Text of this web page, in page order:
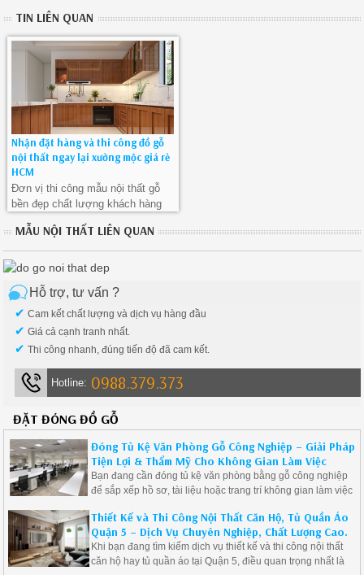
TIN LIÊN QUAN
Nhận đặt hàng và thi công đồ gỗ
nội thất ngay lại xưởng mộc giá rẻ
HCM
Đơn vị thi công mẫu nội thất gỗ
bền đẹp chất lượng khách hàng
dụng sản phẩm của chúng tôi
MẪU NỘI THẤT LIÊN QUAN
Hỗ trợ, tư vấn ?
✔ Cam kết chất lượng và dịch vụ hàng đầu
✔ Giá cả cạnh tranh nhất.
✔ Thi công nhanh, đúng tiến độ đã cam kết.
Hotline: 0988.379.373
ĐẶT ĐÓNG ĐỒ GỖ
Đóng Tủ Kệ Văn Phòng Gỗ Công Nghiệp – Giải Pháp
Tiện Lợi & Thẩm Mỹ Cho Không Gian Làm Việc
Bạn đang cần đóng tủ kệ văn phòng bằng gỗ công nghiệp
để sắp xếp hồ sơ, tài liệu hoặc trang trí không gian làm việc
pháp thiết kế và thi công tủ kệ theo yêu cầu – tối ưu không
gian, tiết kiệm chi phí, nâng tầm thương hiệu doanh nghiệp.
Thiết Kế và Thi Công Nội Thất Căn Hộ, Tủ Quần Áo
Quận 5 – Dịch Vụ Chuyên Nghiệp, Chất Lượng Cao.
Khi bạn đang tìm kiếm dịch vụ thiết kế và thi công nội thất
căn hộ hay tủ quần áo tại Quận 5, điều quan trọng nhất là